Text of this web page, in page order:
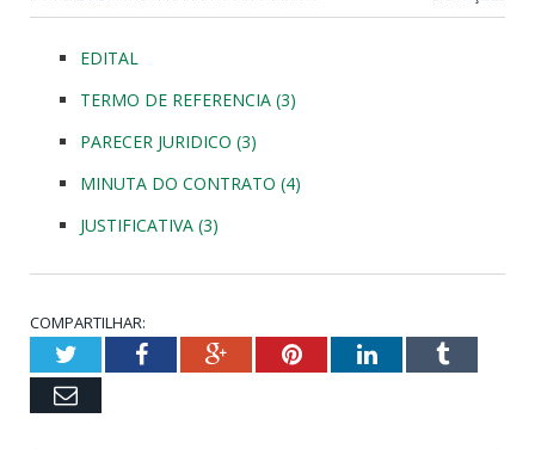
EDITAL
TERMO DE REFERENCIA (3)
PARECER JURIDICO (3)
MINUTA DO CONTRATO (4)
JUSTIFICATIVA (3)
COMPARTILHAR:
TwitterFacebookGoogle+PinterestLinkedInTumblr
Email